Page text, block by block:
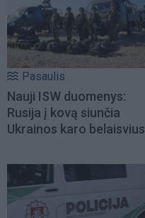
Pasaulis
Nauji ISW duomenys:
Rusija į kovą siunčia
Ukrainos karo belaisvius